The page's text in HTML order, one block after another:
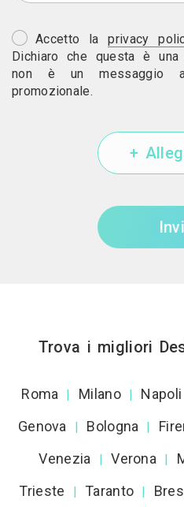
Accetto laprivacy
Dichiaro che questa è
non è un messaggio
promozionale.
+
Trova i migliori
Roma | Milano | Napoli
Genova | Bologna |
Venezia | Verona |
Trieste | Taranto |